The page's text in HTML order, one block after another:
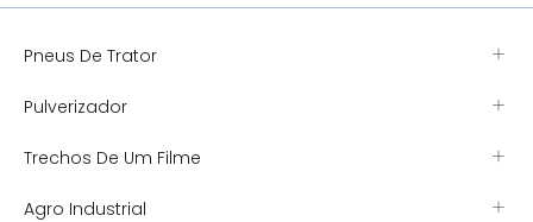
Pneus De Trator
Pulverizador
Trechos De Um Filme
Agro Industrial